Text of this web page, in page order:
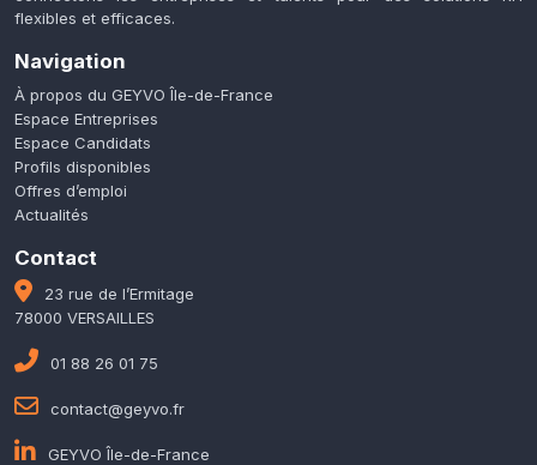
flexibles et efficaces.
Navigation
À propos du GEYVO Île-de-France
Espace Entreprises
Espace Candidats
Profils disponibles
Offres d’emploi
Actualités
Contact
23 rue de l’Ermitage
78000 VERSAILLES
01 88 26 01 75
contact@geyvo.fr
GEYVO Île-de-France